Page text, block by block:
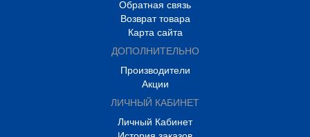
Обратная связь
Возврат товара
Карта сайта
ДОПОЛНИТЕЛЬНО
Производители
Акции
ЛИЧНЫЙ КАБИНЕТ
Личный Кабинет